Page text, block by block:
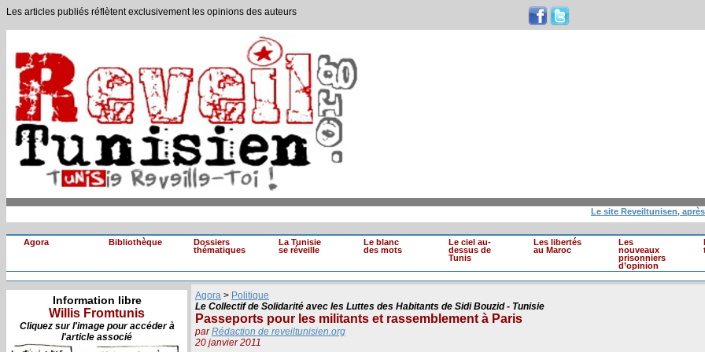
Les articles publiés réflètent exclusivement les opinions des auteurs
Le site Reveiltunisen, après 10
Agora Bibliothèque
Dossiers
thématiques
La Tunisie
se réveille
Le blanc
des mots
Le ciel au-
dessus de
Tunis
Les libertés
au Maroc
Les
nouveaux
prisonniers
d’opinion
Information libre
Willis Fromtunis
Cliquez sur l'image pour accéder à
l'article associé
Agora > Politique
Le Collectif de Solidarité avec les Luttes des Habitants de Sidi Bouzid - Tunisie
Passeports pour les militants et rassemblement à Paris
parRédaction de reveiltunisien.org
20 janvier 2011